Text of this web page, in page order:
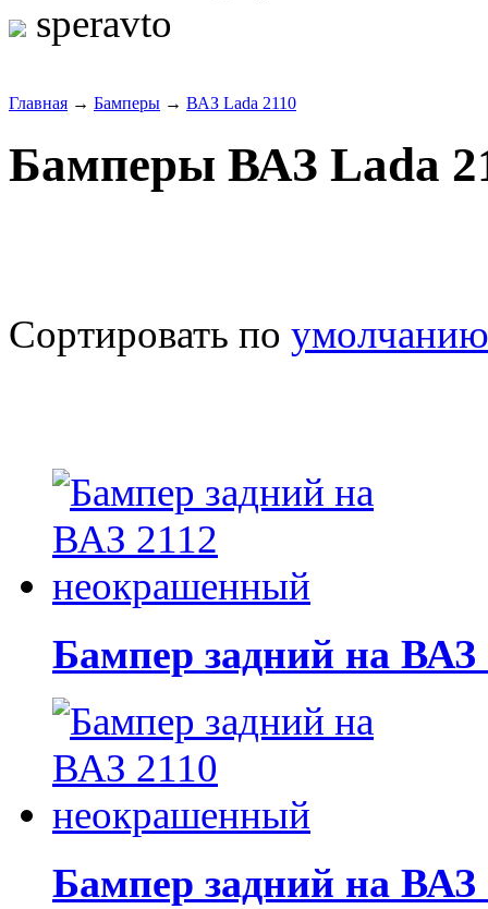
speravto
Главная → Бамперы → ВАЗ Lada 2110
Бамперы ВАЗ Lada
Сортировать по умолчанию
Бампер задний на
Бампер задний на